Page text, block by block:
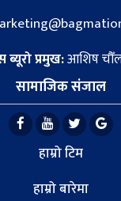
ब्यूरो प्रमुख:आशिष
सामाजिक संजाल
हाम्रो टिम
हाम्रो बारेमा